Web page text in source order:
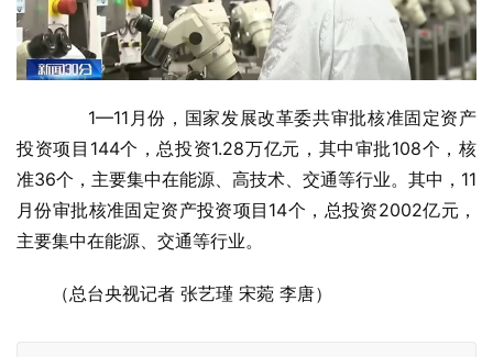
1—11月份，国家发展改革委共审批核准固定资产
投资项目144个，总投资1.28万亿元，其中审批108个，核
准36个，主要集中在能源、高技术、交通等行业。其中，11
月份审批核准固定资产投资项目14个，总投资2002亿元，
主要集中在能源、交通等行业。
（总台央视记者 张艺瑾 宋菀 李唐）